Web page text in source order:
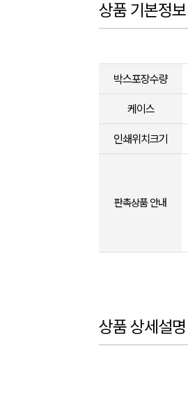
상품 기본정보
박스포장수량
케이스
인쇄위치크기
판촉상품 안내
상품 상세설명